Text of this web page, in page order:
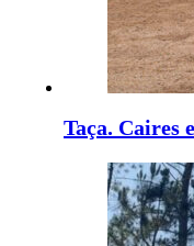
Taça. Caires